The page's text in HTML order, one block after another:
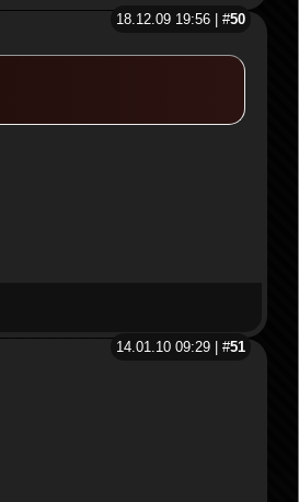
18.12.09 19:56 | #50
14.01.10 09:29 | #51